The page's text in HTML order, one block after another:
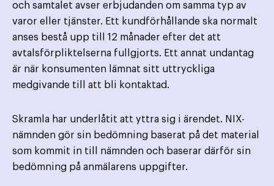
och samtalet avser erbjudanden om samma typ av
varor eller tjänster. Ett kund­förhållande ska normalt
anses bestå upp till 12 månader efter det att
avtalsförpliktelserna fullgjorts. Ett annat undantag
är när konsumenten lämnat sitt uttryckliga
medgivande till att bli kontaktad.
Skramla har underlåtit att yttra sig i ärendet. NIX-
nämnden gör sin bedömning baserat på det material
som kommit in till nämnden och baserar därför sin
bedömning på anmälarens uppgifter.